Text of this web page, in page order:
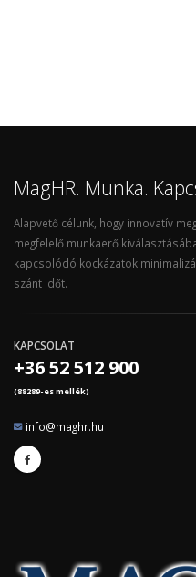
MagHR. Munka.
Alapvető célunk, hogy innovatív
megfelelő munkaerő
kapcsolódó kockázatok
szánt időt.
KAPCSOLAT
+36 52 512 900
(88289-es mellék)
info@maghr.hu